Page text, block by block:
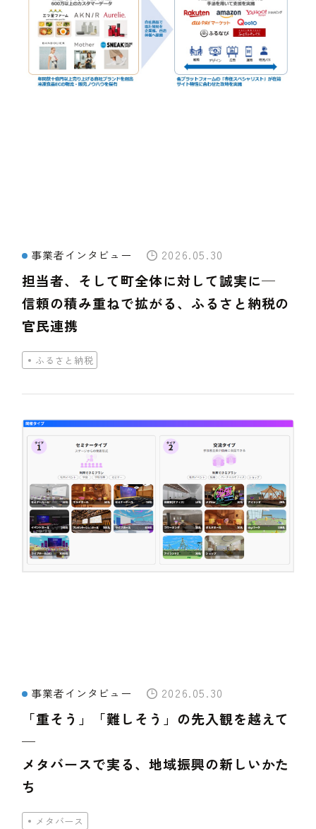
事業者インタビュー 2026.05.30
担当者、そして町全体に対して誠実に─
信頼の積み重ねで拡がる、ふるさと納税の
官民連携
ふるさと納税
事業者インタビュー 2026.05.30
「重そう」「難しそう」の先入観を越えて
─
メタバースで実る、地域振興の新しいかた
ち
メタバース